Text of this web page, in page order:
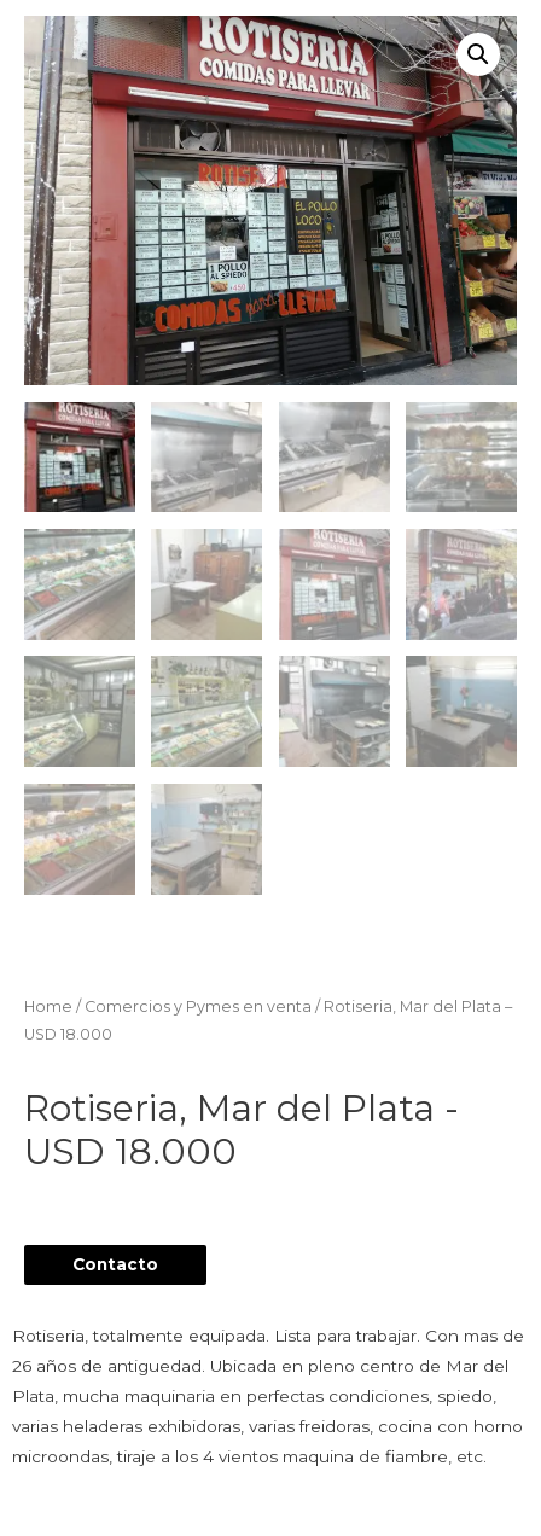
Home / Comercios y Pymes en venta / Rotiseria, Mar del Plata –
USD 18.000
Rotiseria, Mar del Plata -
USD 18.000
Contacto
Rotiseria, totalmente equipada. Lista para trabajar. Con mas de
26 años de antiguedad. Ubicada en pleno centro de Mar del
Plata, mucha maquinaria en perfectas condiciones, spiedo,
varias heladeras exhibidoras, varias freidoras, cocina con horno
microondas, tiraje a los 4 vientos maquina de fiambre, etc.